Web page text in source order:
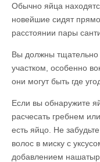
Обычно яйца
новейшие сидят
расстоянии пары
Вы должны тщательно
участком, особенно
они могут быть где
Если вы обнаружите
расчесать гребнем
есть яйцо. Не
волос в миску с
добавлением